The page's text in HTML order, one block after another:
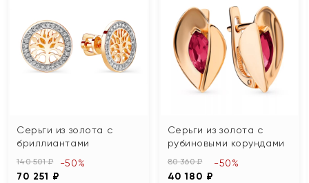
Серьги из золота с
бриллиантами
140 501 ₽
70 251 ₽
-50%
Серьги из золота с
рубиновыми корундами
80 360 ₽
40 180 ₽
-50%